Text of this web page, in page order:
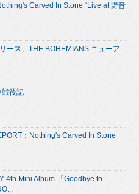
Carved In Stone “Live at 野音
ース、THE BOHEMIANS ニューア
後記
：Nothing's Carved In Stone
4th Mini Album 『Goodbye to